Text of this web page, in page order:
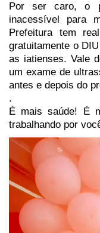
Por ser caro, o
inacessível para
Prefeitura tem
gratuitamente o
as iatienses. Vale
um exame de
antes e depois do
.
É mais saúde! É
trabalhando por
Tocador
vídeo